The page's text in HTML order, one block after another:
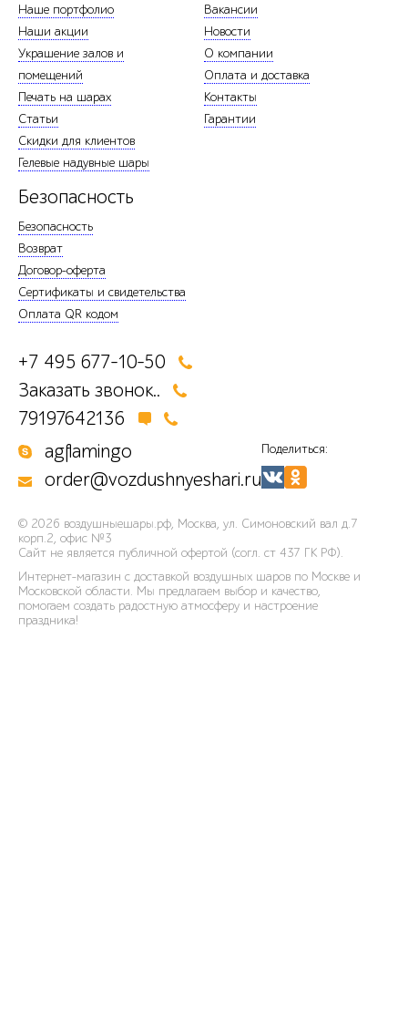
Наше портфолио
Наши акции
Украшение залов и
помещений
Печать на шарах
Статьи
Скидки для клиентов
Гелевые надувные шары
Вакансии
Новости
О компании
Оплата и доставка
Контакты
Гарантии
Безопасность
Безопасность
Возврат
Договор-оферта
Сертификаты и свидетельства
Оплата QR кодом
+7 495 677-10-50
Заказать звонок..
79197642136
agflamingo
order@vozdushnyeshari.ru
Поделиться:
© 2026 воздушныешары.рф, Москва, ул. Симоновский вал д.7
корп.2, офис №3
Сайт не является публичной офертой (согл. ст 437 ГК РФ).
Интернет-магазин с доставкой воздушных шаров по Москве и
Московской области. Мы предлагаем выбор и качество,
помогаем создать радостную атмосферу и настроение
праздника!